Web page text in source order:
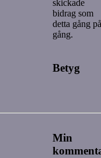
skickade
bidrag som
detta gång på
gång.
Betyg
Min